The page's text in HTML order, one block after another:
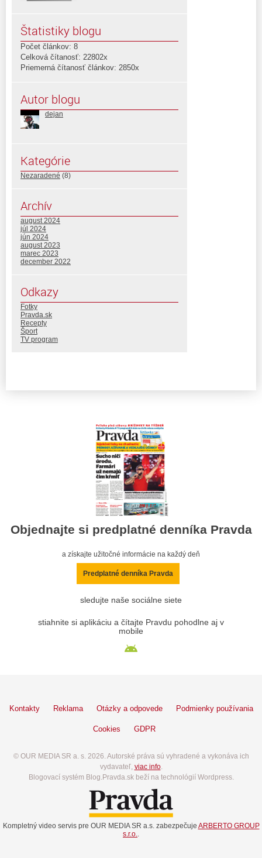
Štatistiky blogu
Počet článkov: 8
Celková čítanosť: 22802x
Priemerná čítanosť článkov: 2850x
Autor blogu
dejan
Kategórie
Nezaradené (8)
Archív
august 2024
júl 2024
jún 2024
august 2023
marec 2023
december 2022
Odkazy
Fotky
Pravda.sk
Recepty
Šport
TV program
Objednajte si predplatné denníka Pravda
a získajte užitočné informácie na každý deň
Predplatné denníka Pravda
sledujte naše sociálne siete
stiahnite si aplikáciu a čítajte Pravdu pohodlne aj v
mobile
Kontakty Reklama Otázky a odpovede Podmienky používania
Cookies GDPR
© OUR MEDIA SR a. s. 2026. Autorské práva sú vyhradené a vykonáva ich
vydavateľ, viac info.
Blogovací systém Blog.Pravda.sk beží na technológií Wordpress.
Kompletný video servis pre OUR MEDIA SR a.s. zabezpečuje ARBERTO GROUP
s.r.o..